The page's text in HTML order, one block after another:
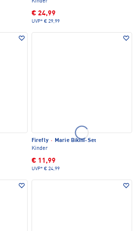
Kinder
€ 24,99
UVP* € 29,99
Firefly · Marie Bikini-Set
Kinder
€ 11,99
UVP* € 24,99